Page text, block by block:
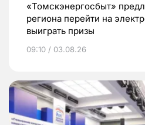
«Томскэнергосбыт»
региона перейти на
выиграть призы
09:10 / 03.08.26